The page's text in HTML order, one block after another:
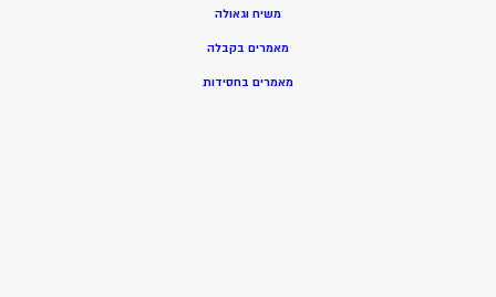
משיח וגאולה
מאמרים בקבלה
מאמרים בחסידות